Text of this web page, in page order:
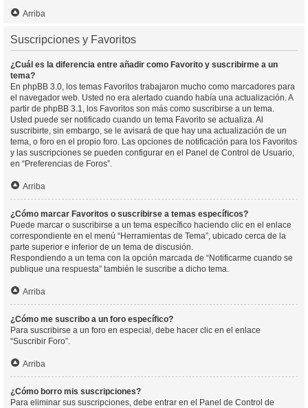
Arriba
Suscripciones y Favoritos
¿Cuál es la diferencia entre añadir como Favorito y suscribirme a un
tema?
En phpBB 3.0, los temas Favoritos trabajaron mucho como marcadores para
el navegador web. Usted no era alertado cuando había una actualización. A
partir de phpBB 3.1, los Favoritos son más como suscribirse a un tema.
Usted puede ser notificado cuando un tema Favorito se actualiza. Al
suscribirte, sin embargo, se le avisará de que hay una actualización de un
tema, o foro en el propio foro. Las opciones de notificación para los Favoritos
y las suscripciones se pueden configurar en el Panel de Control de Usuario,
en “Preferencias de Foros”.
Arriba
¿Cómo marcar Favoritos o suscribirse a temas específicos?
Puede marcar o suscribirse a un tema específico haciendo clic en el enlace
correspondiente en el menú “Herramientas de Tema”, ubicado cerca de la
parte superior e inferior de un tema de discusión.
Respondiendo a un tema con la opción marcada de “Notificarme cuando se
publique una respuesta” también le suscribe a dicho tema.
Arriba
¿Cómo me suscribo a un foro específico?
Para suscribirse a un foro en especial, debe hacer clic en el enlace
“Suscribir Foro”.
Arriba
¿Cómo borro mis suscripciones?
Para eliminar sus suscripciones, debe entrar en el Panel de Control de